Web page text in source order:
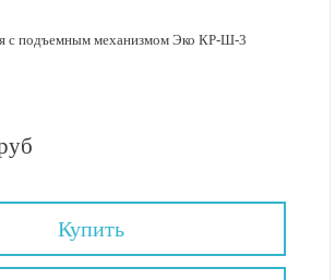
с подъемным механизмом Эко КР-Ш-3
Купить